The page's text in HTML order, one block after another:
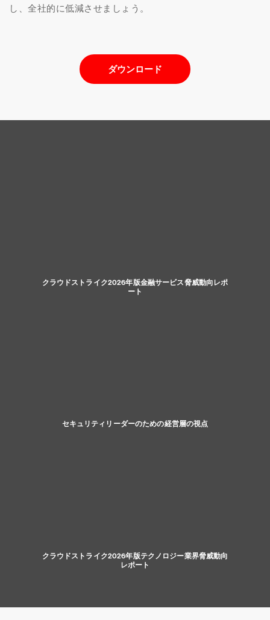
し、全社的に低減させましょう。
ダウンロード
クラウドストライク2026年版金融サービス脅威動向レポ
ート
セキュリティリーダーのための経営層の視点
クラウドストライク2026年版テクノロジー業界脅威動向
レポート